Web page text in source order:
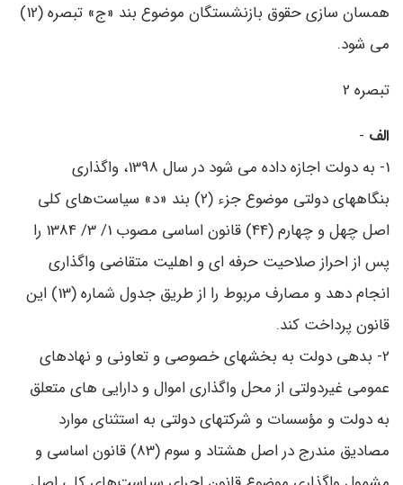
همسان ‌سازی حقوق بازنشستگان موضوع بند «ج» تبصره (12)
می ‌شود.
تبصره 2
الف -
1- به دولت اجازه داده می ‌شود در سال 1398، واگذاری
بنگاههای دولتی موضوع جزء (2)‌ بند «د» سیاست‌های کلی
اصل چهل و چهارم‌ (44) قانون اساسی مصوب 1/ 3/ 1384 را
پس از احراز صلاحیت حرفه ‌ای و اهلیت متقاضی واگذاری
انجام دهد و مصارف مربوط را از طریق جدول شماره (13) این
قانون پرداخت کند.
2- بدهی دولت به بخشهای خصوصی و تعاونی و نهادهای
عمومی غیردولتی از محل واگذاری اموال و دارایی ‌های متعلق
به دولت و مؤسسات و شرکتهای دولتی به استثنای موارد
مصادیق مندرج در اصل هشتاد و سوم (83) قانون اساسی و